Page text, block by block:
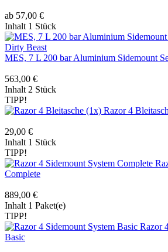
ab 57,00 €
Inhalt 1 Stück
MES, 7 L 200 bar Aluminium Sidemount
563,00 €
Inhalt 2 Stück
TIPP!
Razor 4
29,00 €
Inhalt 1 Stück
TIPP!
Complete
889,00 €
Inhalt 1 Paket(e)
TIPP!
Razor
Basic